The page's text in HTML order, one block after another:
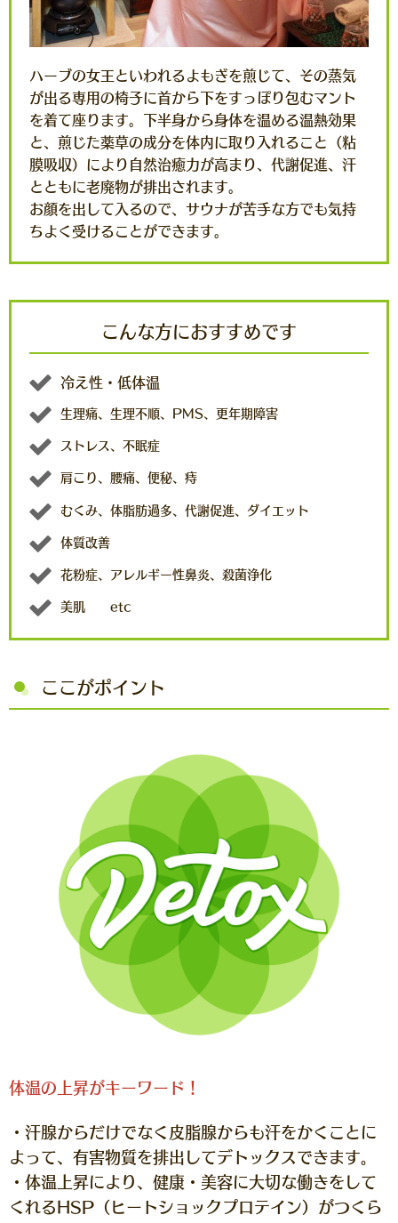
ハーブの女王といわれるよもぎを煎じて、その蒸気
が出る専用の椅子に首から下をすっぽり包むマント
を着て座ります。下半身から身体を温める温熱効果
と、煎じた薬草の成分を体内に取り入れること（粘
膜吸収）により自然治癒力が高まり、代謝促進、汗
とともに老廃物が排出されます。
お顔を出して入るので、サウナが苦手な方でも気持
ちよく受けることができます。
こんな方におすすめです
冷え性・低体温
生理痛、生理不順、PMS、更年期障害
ストレス、不眠症
肩こり、腰痛、便秘、痔
むくみ、体脂肪過多、代謝促進、ダイエット
体質改善
花粉症、アレルギー性鼻炎、殺菌浄化
美肌 etc
ここがポイント
体温の上昇がキーワード！
・汗腺からだけでなく皮脂腺からも汗をかくことに
よって、有害物質を排出してデトックスできます。
・体温上昇により、健康・美容に大切な働きをして
くれるHSP（ヒートショックプロテイン）がつくら